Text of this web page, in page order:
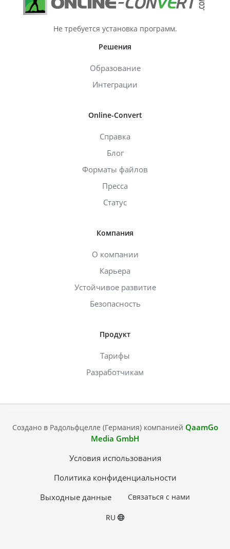
Не требуется установка программ.
Решения
Образование
Интеграции
Online-Convert
Справка
Блог
Форматы файлов
Пресса
Статус
Компания
О компании
Карьера
Устойчивое развитие
Безопасность
Продукт
Тарифы
Разработчикам
Создано в Радольфцелле (Германия) компанией QaamGo
Media GmbH
Условия использования
Политика конфиденциальности
Выходные данные
Связаться с нами
RU